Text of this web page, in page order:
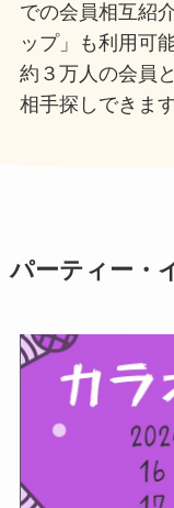
での会員相互紹
ップ」も利用可能
約３万人の会員
相手探しできます
パーティー・